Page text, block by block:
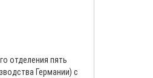
отделения пять
Германии) с